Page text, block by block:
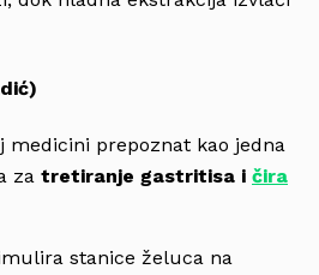
medicini prepoznat kao jedna
za tretiranje gastritisa i čira
stanice želuca na